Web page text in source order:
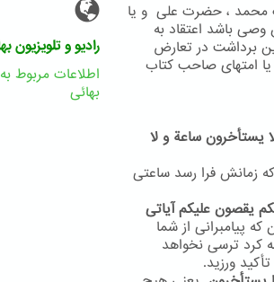
الوصیین15" از زبان حضرت محمد ، حضرت علی و یا
وصی باشد اعتقاد به
برداشت در تعارض
یا امتهای صاحب کتاب
یستأخرون ساعة و لا
زمانش فرا رسد ساعتی
یقصون علیکم آیاتی
پیامبرانی از شما
کرد ترسی نخواهد
ورزید.
رادیو و تلویزیون
اطلاعات مربوط
بهائی